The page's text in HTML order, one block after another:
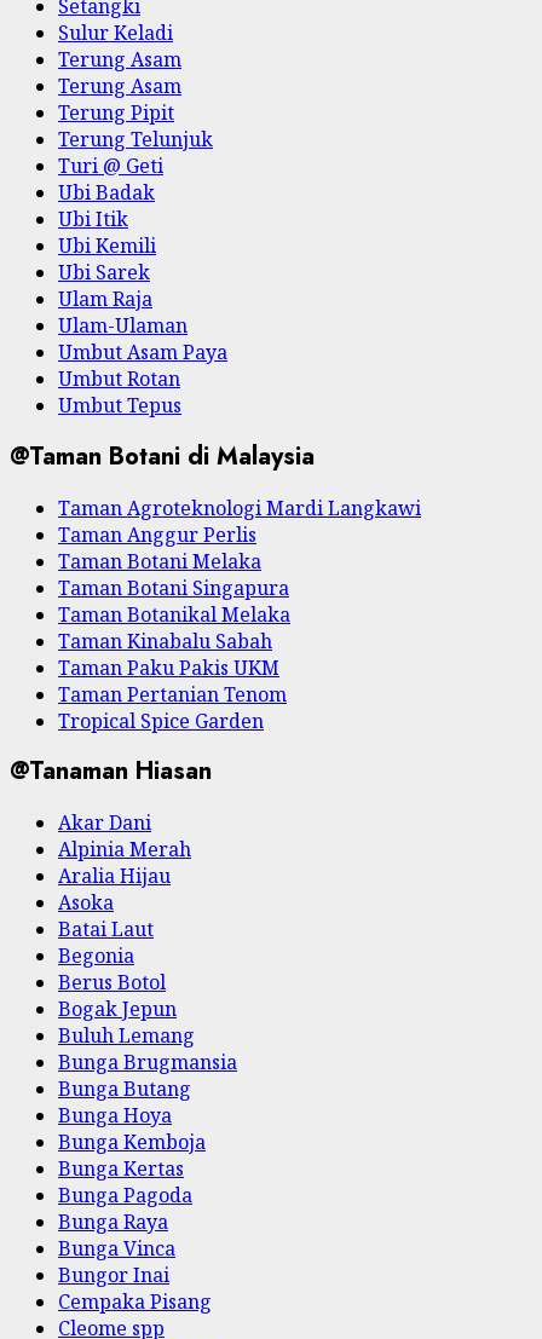
Setangki
Sulur Keladi
Terung Asam
Terung Asam
Terung Pipit
Terung Telunjuk
Turi @ Geti
Ubi Badak
Ubi Itik
Ubi Kemili
Ubi Sarek
Ulam Raja
Ulam-Ulaman
Umbut Asam Paya
Umbut Rotan
Umbut Tepus
@Taman Botani di Malaysia
Taman Agroteknologi Mardi Langkawi
Taman Anggur Perlis
Taman Botani Melaka
Taman Botani Singapura
Taman Botanikal Melaka
Taman Kinabalu Sabah
Taman Paku Pakis UKM
Taman Pertanian Tenom
Tropical Spice Garden
@Tanaman Hiasan
Akar Dani
Alpinia Merah
Aralia Hijau
Asoka
Batai Laut
Begonia
Berus Botol
Bogak Jepun
Buluh Lemang
Bunga Brugmansia
Bunga Butang
Bunga Hoya
Bunga Kemboja
Bunga Kertas
Bunga Pagoda
Bunga Raya
Bunga Vinca
Bungor Inai
Cempaka Pisang
Cleome spp